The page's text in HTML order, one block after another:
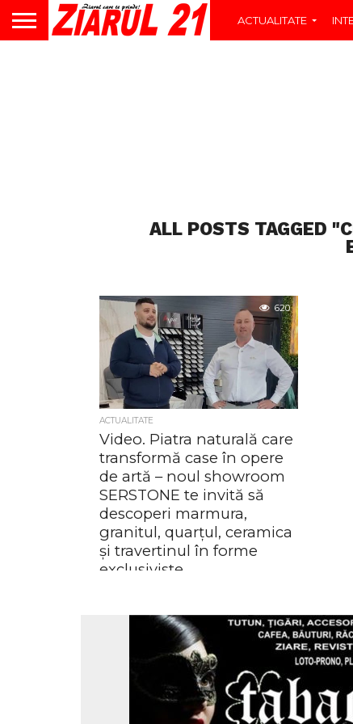
ACTUALITATE
ALL POSTS TAGGED
620
ACTUALITATE
Video. Piatra naturală care
transformă case în opere
de artă – noul showroom
SERSTONE te invită să
descoperi marmura,
granitul, quarțul, ceramica
și travertinul în forme
exclusiviste
important showroom de piatră
naturală din zonă. SerStone, o
companie locală...